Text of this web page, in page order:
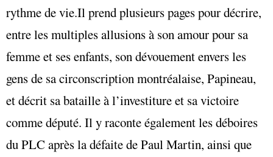
rythme de vie.Il prend plusieurs pages pour décrire,
entre les multiples allusions à son amour pour sa
femme et ses enfants, son dévouement envers les
gens de sa circonscription montréalaise, Papineau,
et décrit sa bataille à l’investiture et sa victoire
comme député. Il y raconte également les déboires
du PLC après la défaite de Paul Martin, ainsi que